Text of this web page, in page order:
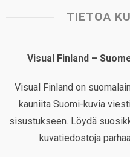
TIETOA
Visual Finland –
Visual Finland on
kauniita Suomi-kuvia
sisustukseen. Löydä
kuvatiedostoja